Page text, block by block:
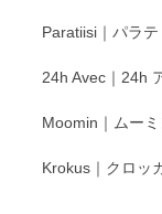
います
いたし
Paratiisi｜パラテ
24h Avec｜24h
Moomin｜ムーミ
Krokus｜クロッ